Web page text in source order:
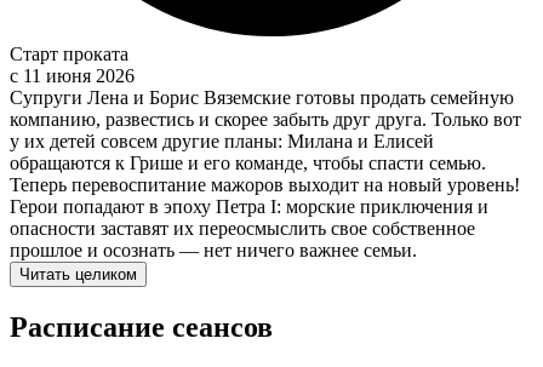
Старт проката
c 11 июня 2026
Супруги Лена и Борис Вяземские готовы продать семейную
компанию, развестись и скорее забыть друг друга. Только вот
у их детей совсем другие планы: Милана и Елисей
обращаются к Грише и его команде, чтобы спасти семью.
Теперь перевоспитание мажоров выходит на новый уровень!
Герои попадают в эпоху Петра I: морские приключения и
опасности заставят их переосмыслить свое собственное
прошлое и осознать — нет ничего важнее семьи.
Читать целиком
Расписание сеансов